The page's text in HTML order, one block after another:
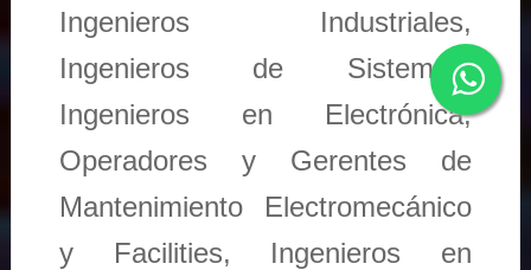
Ingenieros Industriales,
Ingenieros de Sistemas,
Ingenieros en Electrónica,
Operadores y Gerentes de
Mantenimiento Electromecánico
y Facilities, Ingenieros en